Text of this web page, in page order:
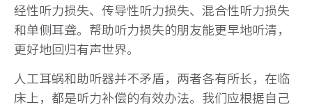
经性听力损失、传导性听力损失、混合性听力损失
和单侧耳聋。帮助听力损失的朋友能更早地听清，
更好地回归有声世界。
人工耳蜗和助听器并不矛盾，两者各有所长，在临
床上，都是听力补偿的有效办法。我们应根据自己